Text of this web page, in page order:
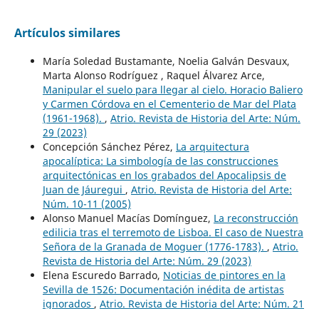
Artículos similares
María Soledad Bustamante, Noelia Galván Desvaux,
Marta Alonso Rodríguez , Raquel Álvarez Arce,
Manipular el suelo para llegar al cielo. Horacio Baliero
y Carmen Córdova en el Cementerio de Mar del Plata
(1961-1968). , Atrio. Revista de Historia del Arte: Núm.
29 (2023)
Concepción Sánchez Pérez, La arquitectura
apocalíptica: La simbología de las construcciones
arquitectónicas en los grabados del Apocalipsis de
Juan de Jáuregui , Atrio. Revista de Historia del Arte:
Núm. 10-11 (2005)
Alonso Manuel Macías Domínguez, La reconstrucción
edilicia tras el terremoto de Lisboa. El caso de Nuestra
Señora de la Granada de Moguer (1776-1783). , Atrio.
Revista de Historia del Arte: Núm. 29 (2023)
Elena Escuredo Barrado, Noticias de pintores en la
Sevilla de 1526: Documentación inédita de artistas
ignorados , Atrio. Revista de Historia del Arte: Núm. 21